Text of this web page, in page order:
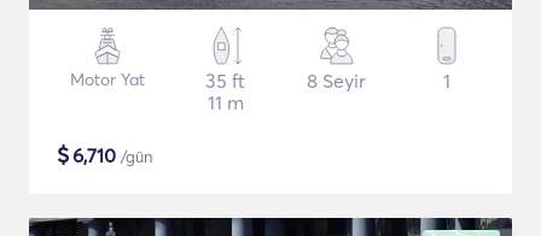
Motor Yat
35 ft
11 m
8 Seyir 1
$6,710 /gün